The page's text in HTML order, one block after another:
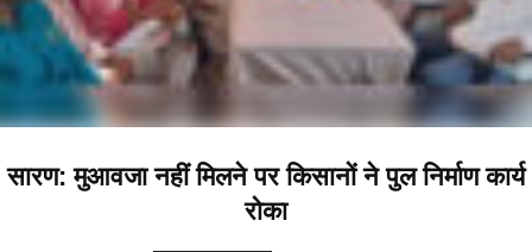
सारण: मुआवजा नहीं मिलने पर किसानों ने पुल निर्माण कार्य
रोका